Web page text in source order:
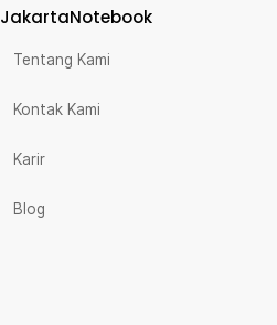
JakartaNotebook
Tentang Kami
Kontak Kami
Karir
Blog